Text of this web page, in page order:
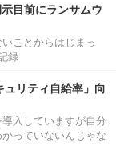
目前にランサムウ
ことからはじまっ
録
リティ自給率」向
入していますが自分
っていないんじゃな